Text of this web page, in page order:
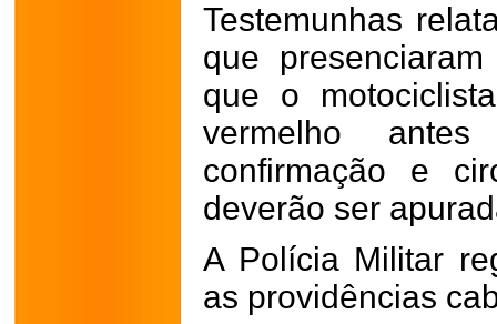
Testemunhas
que
que o
vermelho
confirmação e
deverão ser
A Polícia Militar
as providências